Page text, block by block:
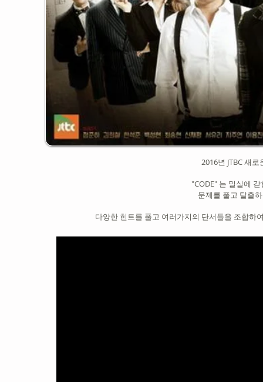
2016년 JTBC 새
"CODE" 는 밀실에
문제를 풀고 탈출
다양한 힌트를 풀고 여러가지의 단서들을 조합하